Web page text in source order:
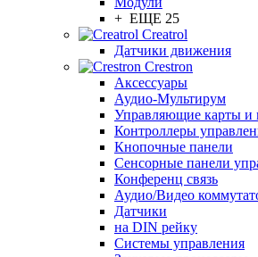
+ ЕЩЕ 25
Creatrol
Датчики движения
Crestron
Аксессуары
Аудио-Мультирум
Управляющие карты и
Контроллеры
Кнопочные панели
Сенсорные панели
Конференц связь
Аудио/Видео
Датчики
на DIN рейку
Системы управления